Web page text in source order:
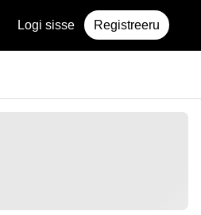
Logi sisse Registreeru